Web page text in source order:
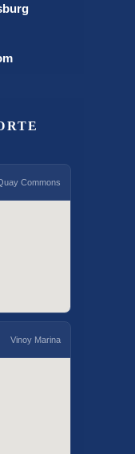
Commons
Vinoy Marina